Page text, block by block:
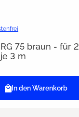
75 braun - für 2
3 m
In den Warenkorb